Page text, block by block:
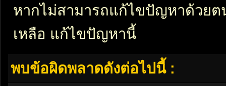
หากไม่สามารถแก้ไขปัญหาด้วย
เหลือ แก้ไขปัญหานี้
พบข้อผิดพลาดดังต่อไปนี้ :